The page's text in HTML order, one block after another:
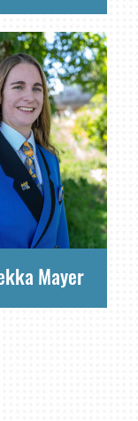
Mayer